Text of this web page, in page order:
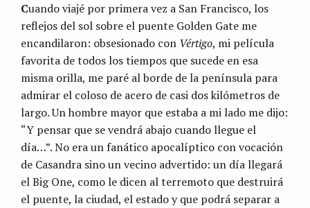
Cuando viajé por primera vez a San Francisco, los
reflejos del sol sobre el puente Golden Gate me
encandilaron: obsesionado con Vértigo, mi película
favorita de todos los tiempos que sucede en esa
misma orilla, me paré al borde de la península para
admirar el coloso de acero de casi dos kilómetros de
largo. Un hombre mayor que estaba a mi lado me dijo:
“Y pensar que se vendrá abajo cuando llegue el
día…”. No era un fanático apocalíptico con vocación
de Casandra sino un vecino advertido: un día llegará
el Big One, como le dicen al terremoto que destruirá
el puente, la ciudad, el estado y que podrá separar a